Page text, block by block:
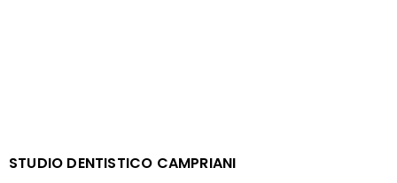
STUDIO DENTISTICO CAMPRIANI